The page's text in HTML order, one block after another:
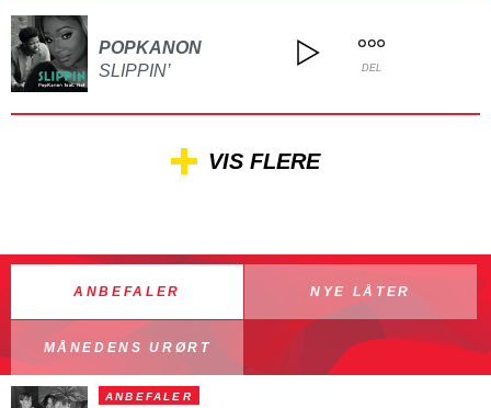
POPKANON
SLIPPIN’
DEL
VIS FLERE
ANBEFALER NYE LÅTER
MÅNEDENS URØRT
ANBEFALER